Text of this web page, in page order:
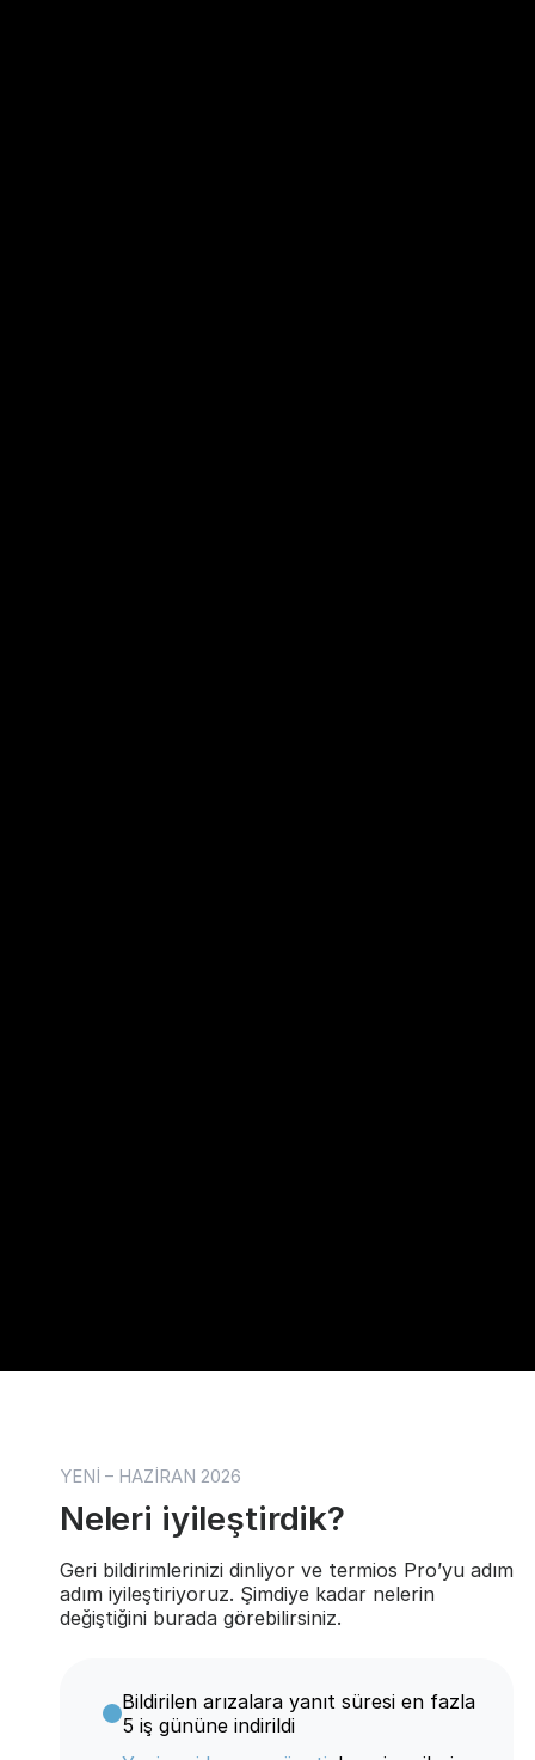
YENİ – HAZİRAN 2026
Neleri iyileştirdik?
Geri bildirimlerinizi dinliyor ve termios Pro’yu adım
adım iyileştiriyoruz. Şimdiye kadar nelerin
değiştiğini burada görebilirsiniz.
Bildirilen arızalara yanıt süresi en fazla
5 iş gününe indirildi